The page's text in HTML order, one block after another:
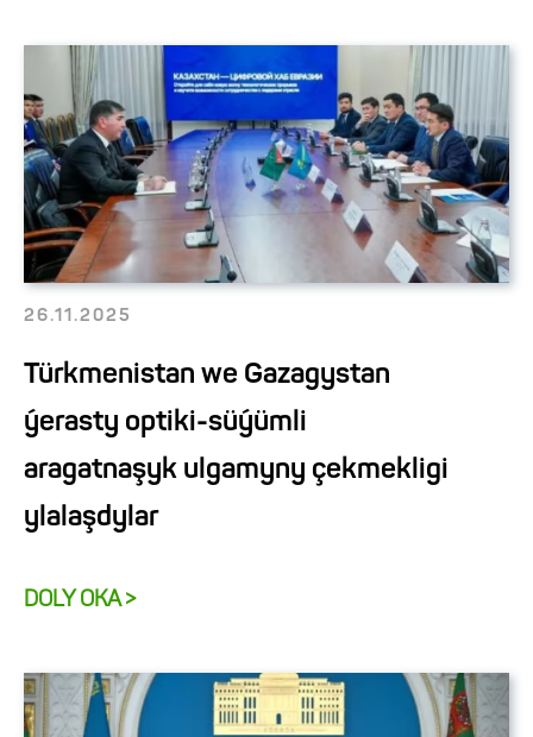
26.11.2025
Türkmenistan we Gazagystan
ýerasty optiki-süýümli
aragatnaşyk ulgamyny çekmekligi
ylalaşdylar
DOLY OKA >